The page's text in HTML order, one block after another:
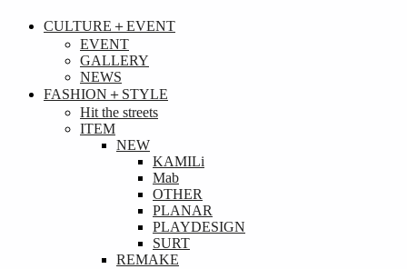
CULTURE＋EVENT
EVENT
GALLERY
NEWS
FASHION＋STYLE
Hit the streets
ITEM
NEW
KAMILi
Mab
OTHER
PLANAR
PLAYDESIGN
SURT
REMAKE